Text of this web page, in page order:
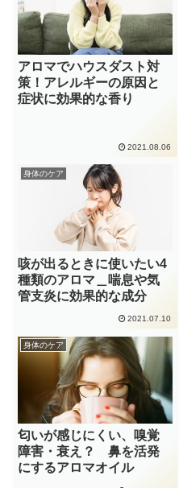
アロマでハウスダスト対
策！アレルギーの原因と
症状に効果的な香り
2021.08.06
身体のケア
咳が出るときに使いたい4
種類のアロマ＿喘息や気
管支炎に効果的な成分
2021.07.10
身体のケア
匂いが感じにくい、嗅覚
障害・衰え？ 鼻を活発
にするアロマオイル